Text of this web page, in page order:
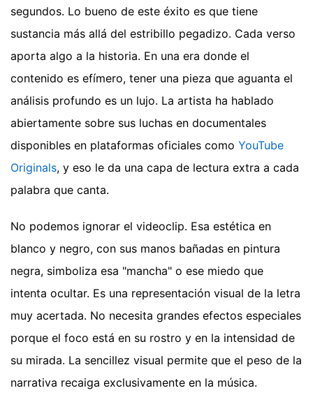
segundos. Lo bueno de este éxito es que tiene
sustancia más allá del estribillo pegadizo. Cada verso
aporta algo a la historia. En una era donde el
contenido es efímero, tener una pieza que aguanta el
análisis profundo es un lujo. La artista ha hablado
abiertamente sobre sus luchas en documentales
disponibles en plataformas oficiales como YouTube
Originals, y eso le da una capa de lectura extra a cada
palabra que canta.
No podemos ignorar el videoclip. Esa estética en
blanco y negro, con sus manos bañadas en pintura
negra, simboliza esa "mancha" o ese miedo que
intenta ocultar. Es una representación visual de la letra
muy acertada. No necesita grandes efectos especiales
porque el foco está en su rostro y en la intensidad de
su mirada. La sencillez visual permite que el peso de la
narrativa recaiga exclusivamente en la música.